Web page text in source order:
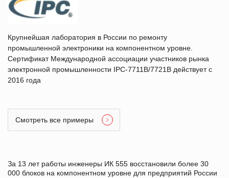
Крупнейшая лаборатория в России по ремонту
промышленной электроники на компонентном уровне.
Сертификат Международной ассоциации участников рынка
электронной промышленности IPC-7711B/7721B действует с
2016 года
Смотреть все примеры
За 13 лет работы инженеры ИК 555 восстановили более 30
000 блоков на компонентном уровне для предприятий России